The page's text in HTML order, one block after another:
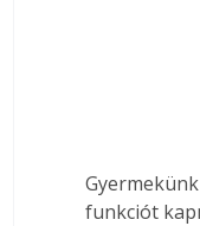
funkciót